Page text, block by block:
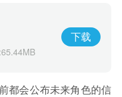
下载
都会公布未来角色的信